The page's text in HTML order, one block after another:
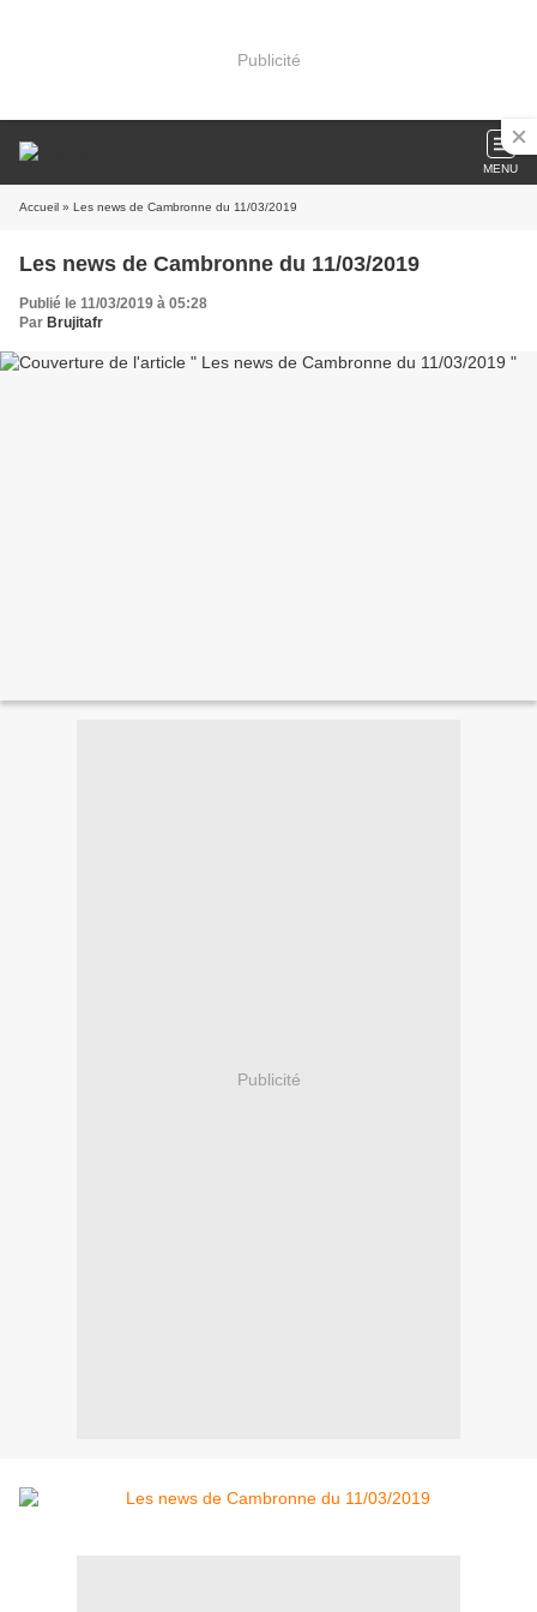
Publicité
MENU
Accueil » Les news de Cambronne du 11/03/2019
Les news de Cambronne du 11/03/2019
Publié le 11/03/2019 à 05:28
Par Brujitafr
Publicité